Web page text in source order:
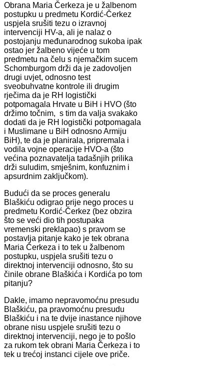
Obrana Maria Čerkeza je u žalbenom
postupku u predmetu Kordić-Čerkez
uspjela srušiti tezu o izravnoj
intervenciji HV-a, ali je nalaz o
postojanju međunarodnog sukoba ipak
ostao jer žalbeno vijeće u tom
predmetu na čelu s njemačkim sucem
Schomburgom drži da je zadovoljen
drugi uvjet, odnosno test
sveobuhvatne kontrole ili drugim
rječima da je RH logistički
potpomagala Hrvate u BiH i HVO (što
držimo točnim, s tim da valja svakako
dodati da je RH logistički potpomagala
i Muslimane u BiH odnosno Armiju
BiH), te da je planirala, pripremala i
vodila vojne operacije HVO-a (što
većina poznavatelja tadašnjih prilika
drži suludim, smješnim, konfuznim i
apsurdnim zaključkom).
Budući da se proces generalu
Blaškiću odigrao prije nego proces u
predmetu Kordić-Čerkez (bez obzira
što se veći dio tih postupaka
vremenski preklapao) s pravom se
postavlja pitanje kako je tek obrana
Maria Čerkeza i to tek u žalbenom
postupku, uspjela srušiti tezu o
direktnoj intervenciji odnosno, što su
činile obrane Blaškića i Kordića po tom
pitanju?
Dakle, imamo nepravomoćnu presudu
Blaškiću, pa pravomoćnu presudu
Blaškiću i na te dvije inastance njihove
obrane nisu uspjele srušiti tezu o
direktnoj intervenciji, nego je to pošlo
za rukom tek obrani Maria Čerkeza i to
tek u trećoj instanci cijele ove priče.